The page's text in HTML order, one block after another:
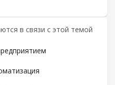
в связи с этой темой